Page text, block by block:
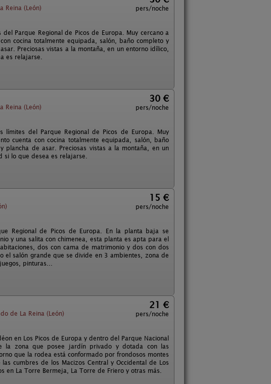
Reina (León)
pers/noche
Parque Regional de Picos de Europa. Muy cercano a
cocina totalmente equipada, salón, baño completo y
Preciosas vistas a la montaña, en un entorno idílico,
es relajarse.
Reina (León)
30 €
pers/noche
del Parque Regional de Picos de Europa. Muy
cuenta con cocina totalmente equipada, salón, baño
plancha de asar. Preciosas vistas a la montaña, en un
lo que desea es relajarse.
15 €
pers/noche
Regional de Picos de Europa. En la planta baja se
y una salita con chimenea, esta planta es apta para el
dos con cama de matrimonio y dos con dos
el salón grande que se divide en 3 ambientes, zona de
pinturas...
de La Reina (León)
21 €
pers/noche
en Los Picos de Europa y dentro del Parque Nacional
la zona que posee jardín privado y dotada con las
que la rodea está conformado por frondosos montes
cumbres de los Macizos Central y Occidental de Los
en La Torre Bermeja, La Torre de Friero y otras más.